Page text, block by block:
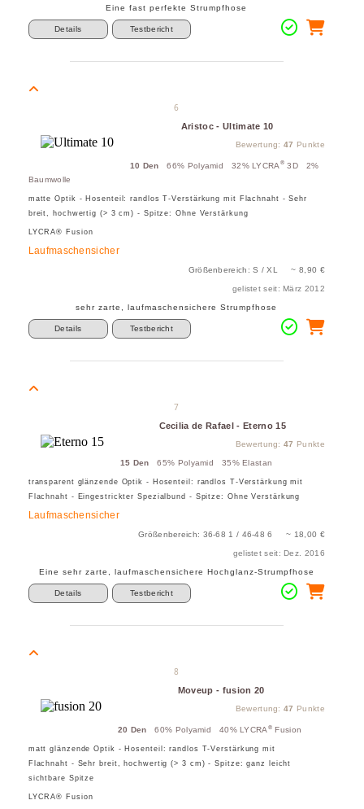
Eine fast perfekte Strumpfhose
Details Testbericht
6
Aristoc - Ultimate 10
Bewertung:47 Punkte
10 Den 66% Polyamid 32% LYCRA ® 3D 2%
Baumwolle
matte Optik - Hosenteil: randlos T-Verstärkung mit Flachnaht - Sehr
breit, hochwertig (> 3 cm) - Spitze: Ohne Verstärkung
LYCRA® Fusion
Laufmaschensicher
Größenbereich: S / XL ~ 8,90 €
gelistet seit: März 2012
sehr zarte, laufmaschensichere Strumpfhose
Details Testbericht
7
Cecilia de Rafael - Eterno 15
Bewertung:47 Punkte
15 Den 65% Polyamid 35% Elastan
transparent glänzende Optik - Hosenteil: randlos T-Verstärkung mit
Flachnaht - Eingestrickter Spezialbund - Spitze: Ohne Verstärkung
Laufmaschensicher
Größenbereich: 36-68 1 / 46-48 6 ~ 18,00 €
gelistet seit: Dez. 2016
Eine sehr zarte, laufmaschensichere Hochglanz-Strumpfhose
Details Testbericht
8
Moveup - fusion 20
Bewertung:47 Punkte
20 Den 60% Polyamid 40% LYCRA® Fusion
matt glänzende Optik - Hosenteil: randlos T-Verstärkung mit
Flachnaht - Sehr breit, hochwertig (> 3 cm) - Spitze: ganz leicht
sichtbare Spitze
LYCRA® Fusion